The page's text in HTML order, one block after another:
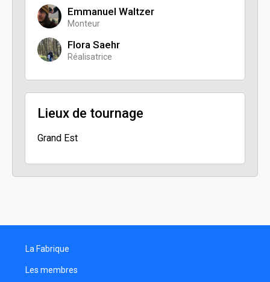
Emmanuel Waltzer
Monteur
Flora Saehr
Réalisatrice
Lieux de tournage
Grand Est
La Fabrique
Les membres